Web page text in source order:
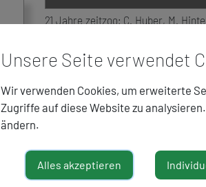
21 Jahre zeitzoo: C. Huber, M.
EINGEBETTETEN
dieser Seite werden
Adresse) an den Betreiber des
gesendet. Es ist daher möglich,
Ihre Zugriffe speichert und Ihr
Unsere Seite verwendet
Wir verwenden Cookies, um erweiterte
Zugriffe auf diese Website zu
ändern.
Alles akzeptieren